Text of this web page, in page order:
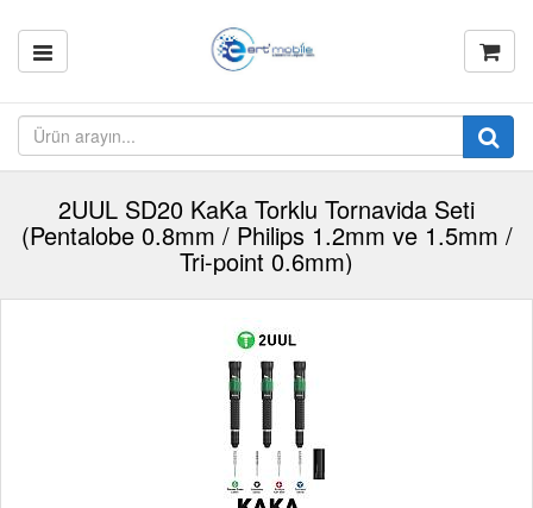
2UUL SD20 KaKa Torklu Tornavida Seti
(Pentalobe 0.8mm / Philips 1.2mm ve 1.5mm /
Tri-point 0.6mm)